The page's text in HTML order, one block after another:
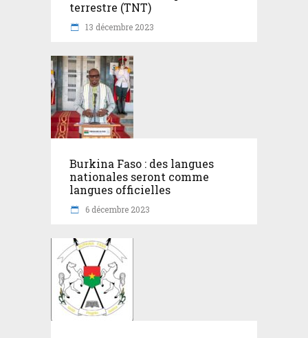
terrestre (TNT)
13 décembre 2023
Burkina Faso : des langues
nationales seront comme
langues officielles
6 décembre 2023